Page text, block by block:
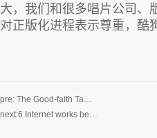
大，我们和很多唱片公司、
对正版化进程表示尊重，酷
pre: The Good-faith Ta…
next:6 Internet works be…